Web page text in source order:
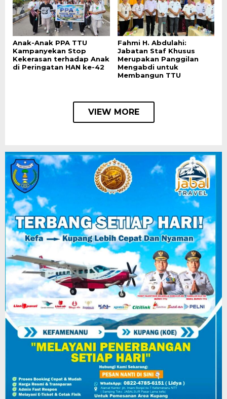
Anak-Anak PPA TTU
Kampanyekan Stop
Kekerasan terhadap Anak
di Peringatan HAN ke-42
Fahmi H. Abdulahi:
Jabatan Staf Khusus
Merupakan Panggilan
Mengabdi untuk
Membangun TTU
VIEW MORE